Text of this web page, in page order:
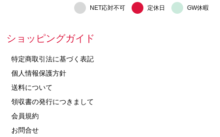
NET応対不可 定休日 GW休暇
ショッピングガイド
特定商取引法に基づく表記
個人情報保護方針
送料について
領収書の発行につきまして
会員規約
お問合せ